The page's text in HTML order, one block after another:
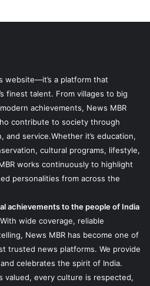
website—it’s a platform that
finest talent. From villages to big
achievements, News MBR
contribute to society through
and service.Whether it’s education,
cultural programs, lifestyle,
works continuously to highlight
personalities from across the
achievements to the people of India
With wide coverage, reliable
News MBR has become one of
trusted news platforms. We provide
celebrates the spirit of India.
valued, every culture is respected,